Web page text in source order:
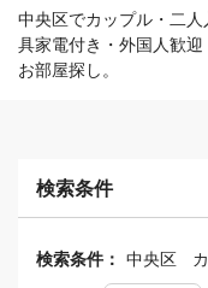
中央区でカップル・二
具家電付き・外国人歓
お部屋探し。
検索条件
検索条件： 中央区